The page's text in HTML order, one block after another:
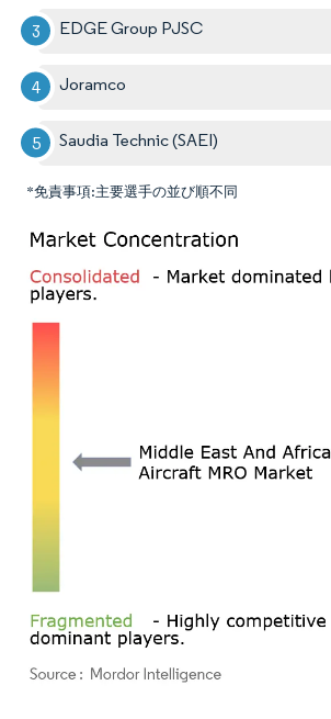
EDGE Group PJSC
Joramco
Saudia Technic (SAEI)
*免責事項:主要選手の並び順不同